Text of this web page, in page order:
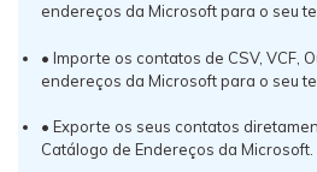
endereços da Microsoft para o seu
• Importe os contatos de CSV, VCF,
endereços da Microsoft para o seu
• Exporte os seus contatos
Catálogo de Endereços da Microsoft.